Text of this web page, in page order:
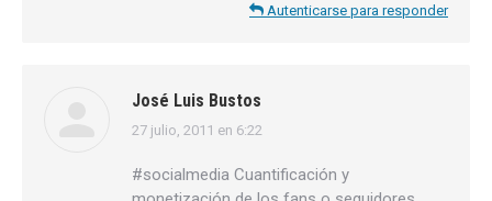
Autenticarse para responder
José Luis Bustos
dice:
27 julio, 2011 en 6:22
#socialmedia Cuantificación y